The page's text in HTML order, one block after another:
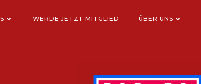
WERDE JETZT MITGLIED ÜBER UNS